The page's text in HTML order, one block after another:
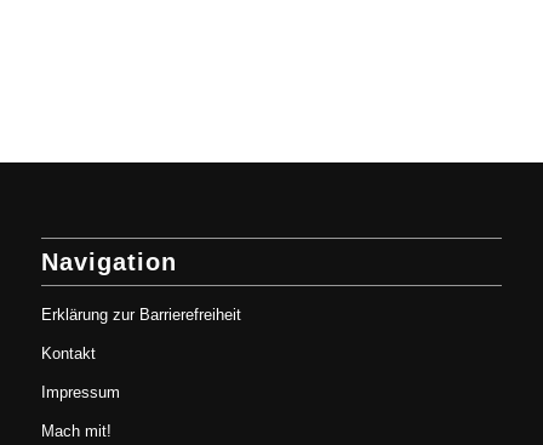
Navigation
Erklärung zur Barrierefreiheit
Kontakt
Impressum
Mach mit!